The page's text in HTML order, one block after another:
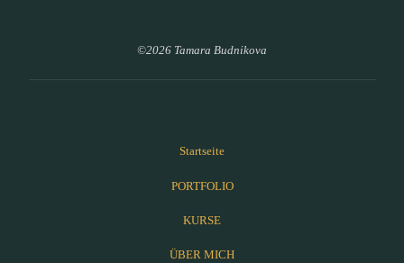
©2026 Tamara Budnikova
Startseite
PORTFOLIO
KURSE
ÜBER MICH